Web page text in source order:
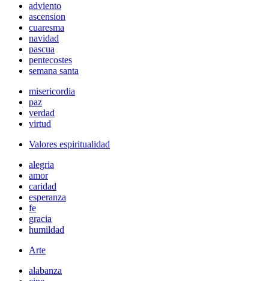
adviento
ascension
cuaresma
navidad
pascua
pentecostes
semana santa
misericordia
paz
verdad
virtud
Valores espiritualidad
alegria
amor
caridad
esperanza
fe
gracia
humildad
Arte
alabanza